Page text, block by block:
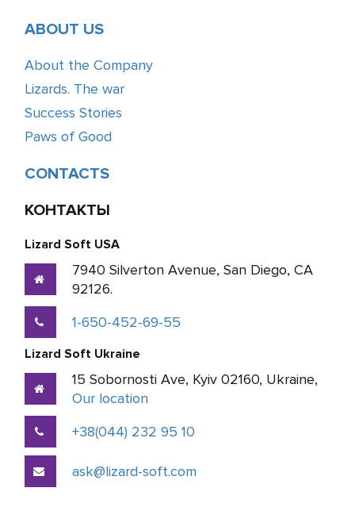
ABOUT US
About the Company
Lizards. The war
Success Stories
Paws of Good
CONTACTS
КОНТАКТЫ
Lizard Soft USA
7940 Silverton Avenue, San Diego, CA
92126.
1-650-452-69-55
Lizard Soft Ukraine
15 Sobornosti Ave, Kyiv 02160, Ukraine,
Our location
+38(044) 232 95 10
ask@lizard-soft.com